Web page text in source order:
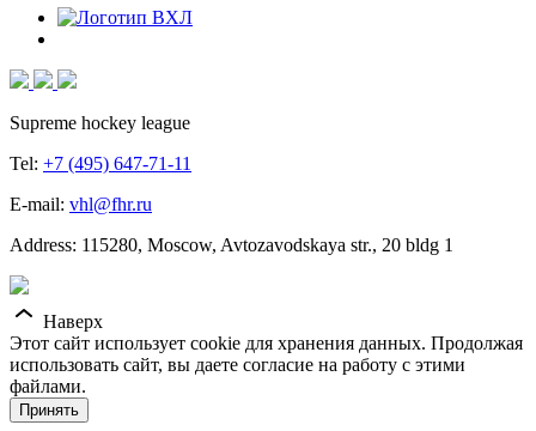
Supreme hockey league
Tel: +7 (495) 647-71-11
E-mail: vhl@fhr.ru
Address: 115280, Moscow, Avtozavodskaya str., 20 bldg 1
Наверх
Этот сайт использует cookie для хранения данных. Продолжая
использовать сайт, вы даете согласие на работу с этими
файлами.
Принять